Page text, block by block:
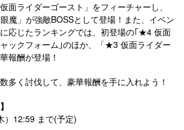
面ライダーゴースト」をフィーチャーし、
魔」が強敵BOSSとして登場！また、イベン
応じたランキングでは、初登場の｢★4 仮面
ックフォーム｣のほか、「★3 仮面ライダー
報酬が登場！
多く討伐して、豪華報酬を手に入れよう！
）12:59 まで(予定)